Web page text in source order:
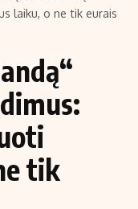
ūkis
laiku, o ne tik eurais
tik